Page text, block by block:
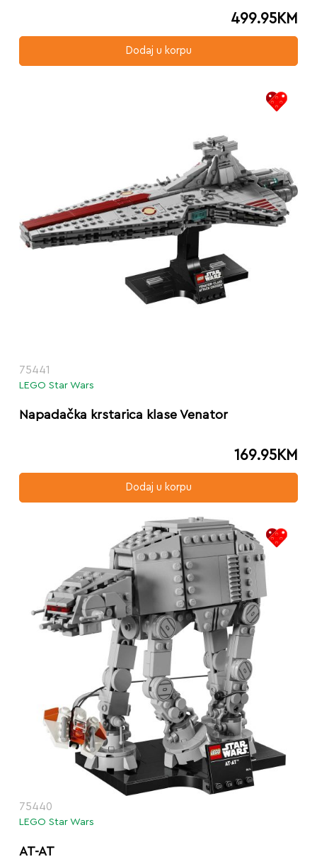
499.95KM
Dodaj u korpu
75441
LEGO Star Wars
Napadačka krstarica klase Venator
169.95KM
Dodaj u korpu
75440
LEGO Star Wars
AT-AT